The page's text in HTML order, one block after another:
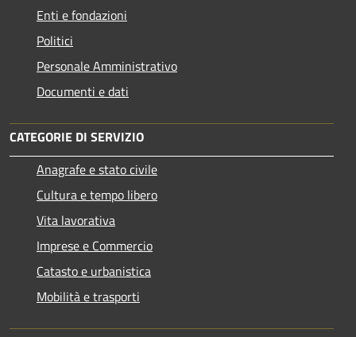
Enti e fondazioni
Politici
Personale Amministrativo
Documenti e dati
CATEGORIE DI SERVIZIO
Anagrafe e stato civile
Cultura e tempo libero
Vita lavorativa
Imprese e Commercio
Catasto e urbanistica
Mobilità e trasporti